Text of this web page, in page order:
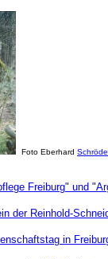
Foto Eberhard
Freiburg" und
der Reinhold-
in